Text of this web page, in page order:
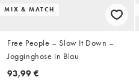
MIX & MATCH
Free People – Slow It Down –
Jogginghose in Blau
93,99 €